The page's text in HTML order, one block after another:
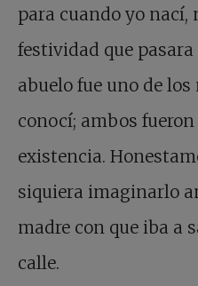
para cuando yo nací,
festividad que
abuelo fue uno de
conocí; ambos
existencia.
siquiera imaginarlo
madre con que iba a
calle.